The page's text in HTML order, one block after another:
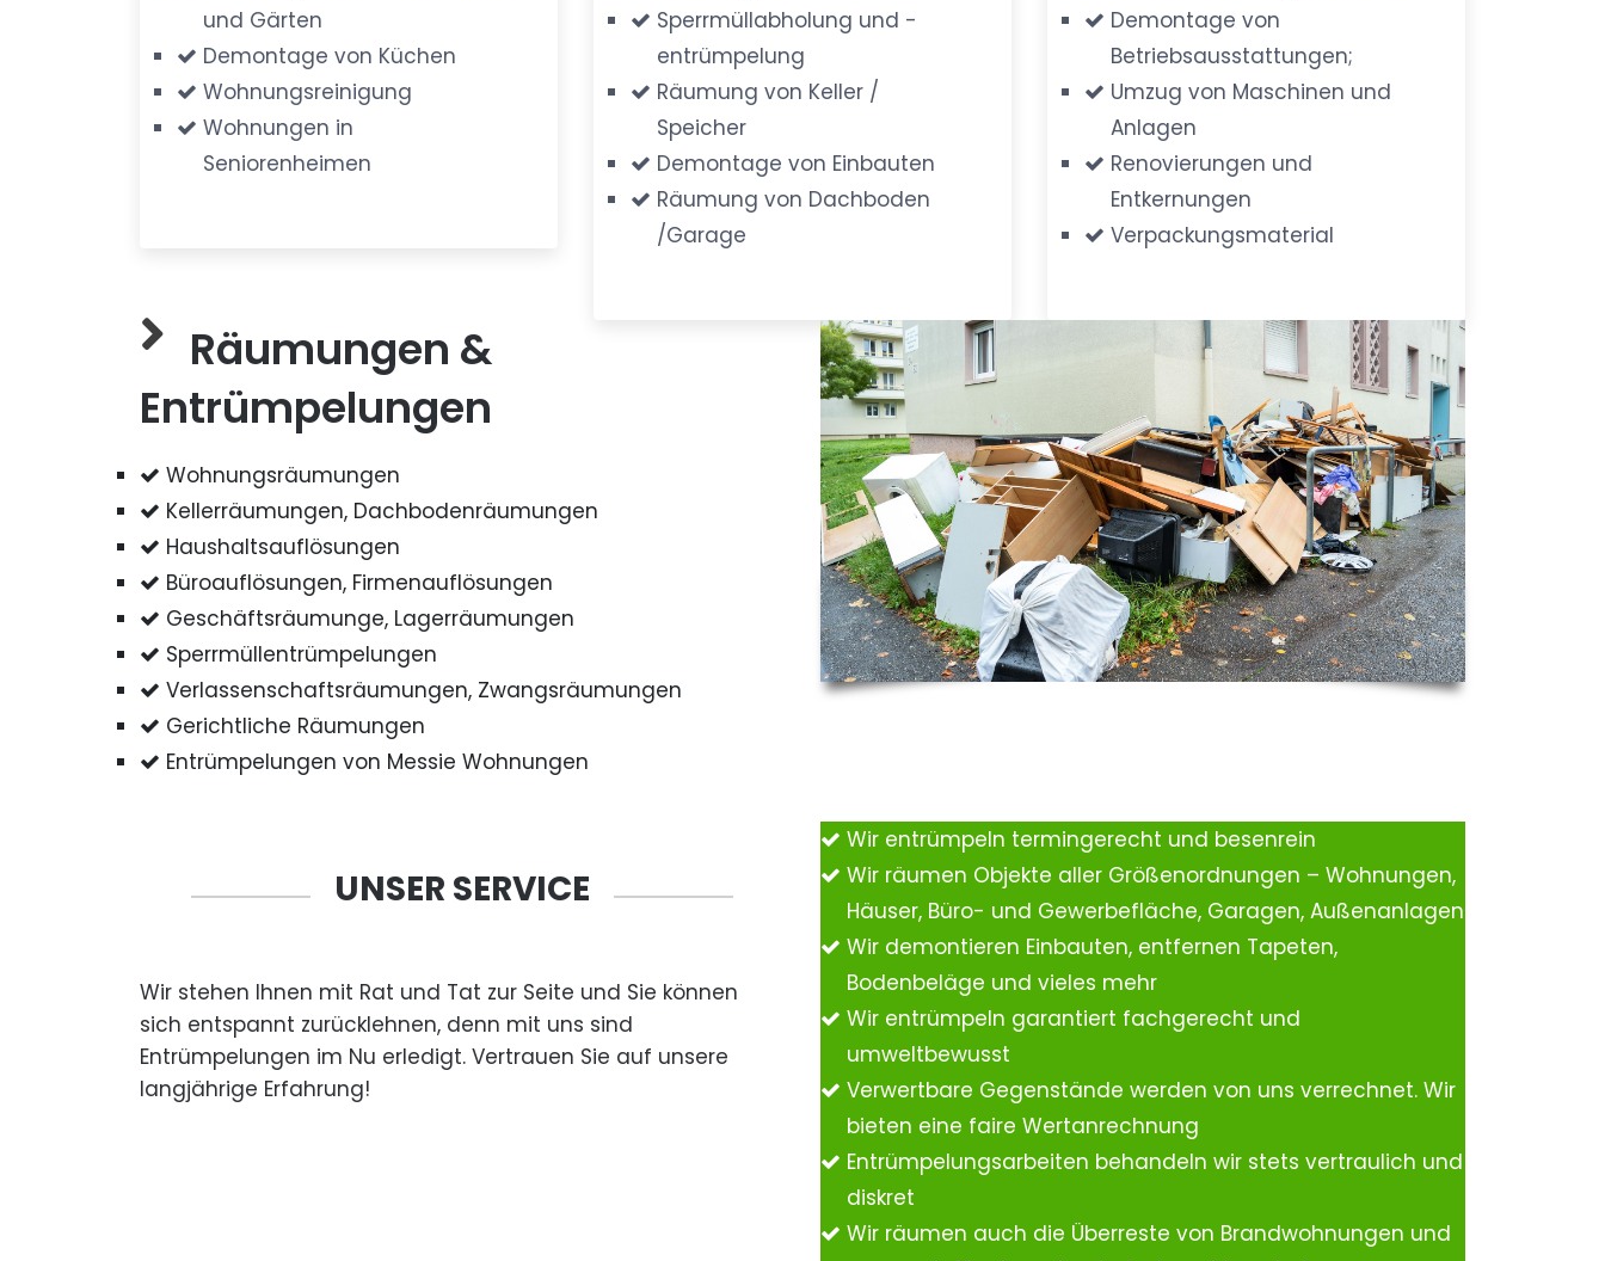
und Gärten
Demontage von Küchen
Wohnungsreinigung
Wohnungen in
Seniorenheimen
Sperrmüllabholung und -
entrümpelung
Räumung von Keller /
Speicher
Demontage von Einbauten
Räumung von Dachboden
/Garage
Demontage von
Betriebsausstattungen;
Umzug von Maschinen und
Anlagen
Renovierungen und
Entkernungen
Verpackungsmaterial
Räumungen &
Entrümpelungen
Wohnungsräumungen
Kellerräumungen, Dachbodenräumungen
Haushaltsauflösungen
Büroauflösungen, Firmenauflösungen
Geschäftsräumunge, Lagerräumungen
Sperrmüllentrümpelungen
Verlassenschaftsräumungen, Zwangsräumungen
Gerichtliche Räumungen
Entrümpelungen von Messie Wohnungen
UNSER SERVICE
Wir stehen Ihnen mit Rat und Tat zur Seite und Sie können
sich entspannt zurücklehnen, denn mit uns sind
Entrümpelungen im Nu erledigt. Vertrauen Sie auf unsere
langjährige Erfahrung!
Wir entrümpeln termingerecht und besenrein
Wir räumen Objekte aller Größenordnungen – Wohnungen,
Häuser, Büro- und Gewerbefläche, Garagen, Außenanlagen
Wir demontieren Einbauten, entfernen Tapeten,
Bodenbeläge und vieles mehr
Wir entrümpeln garantiert fachgerecht und
umweltbewusst
Verwertbare Gegenstände werden von uns verrechnet. Wir
bieten eine faire Wertanrechnung
Entrümpelungsarbeiten behandeln wir stets vertraulich und
diskret
Wir räumen auch die Überreste von Brandwohnungen und